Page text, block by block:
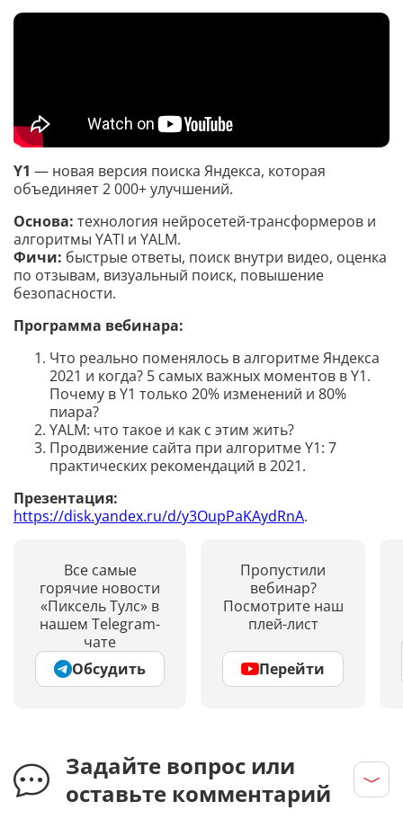
Y1 — новая версия поиска Яндекса, которая
объединяет 2 000+ улучшений.
Основа: технология нейросетей-трансформеров и
алгоритмы YATI и YALM.
Фичи: быстрые ответы, поиск внутри видео, оценка
по отзывам, визуальный поиск, повышение
безопасности.
Программа вебинара:
Что реально поменялось в алгоритме Яндекса
2021 и когда? 5 самых важных моментов в Y1.
Почему в Y1 только 20% изменений и 80%
пиара?
YALM: что такое и как с этим жить?
Продвижение сайта при алгоритме Y1: 7
практических рекомендаций в 2021.
Презентация:
https://disk.yandex.ru/d/y3OupPaKAydRnA.
Все самые
горячие новости
«Пиксель Тулс» в
нашем Telegram-
чате
Обсудить
Пропустили
вебинар?
Посмотрите наш
плей-лист
Перейти
Задайте вопрос или
оставьте комментарий